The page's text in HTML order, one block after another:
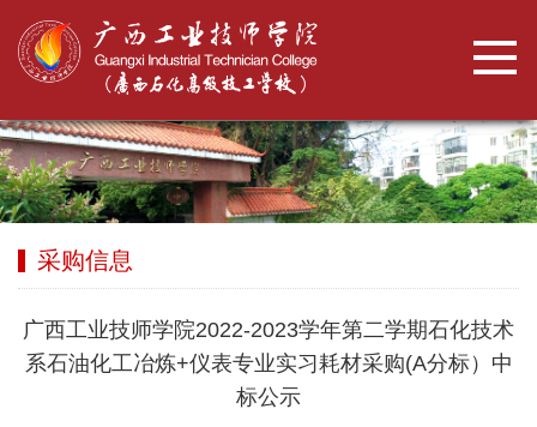
采购信息
广西工业技师学院2022-2023学年第二学期石化技术
系石油化工冶炼+仪表专业实习耗材采购(A分标）中
标公示